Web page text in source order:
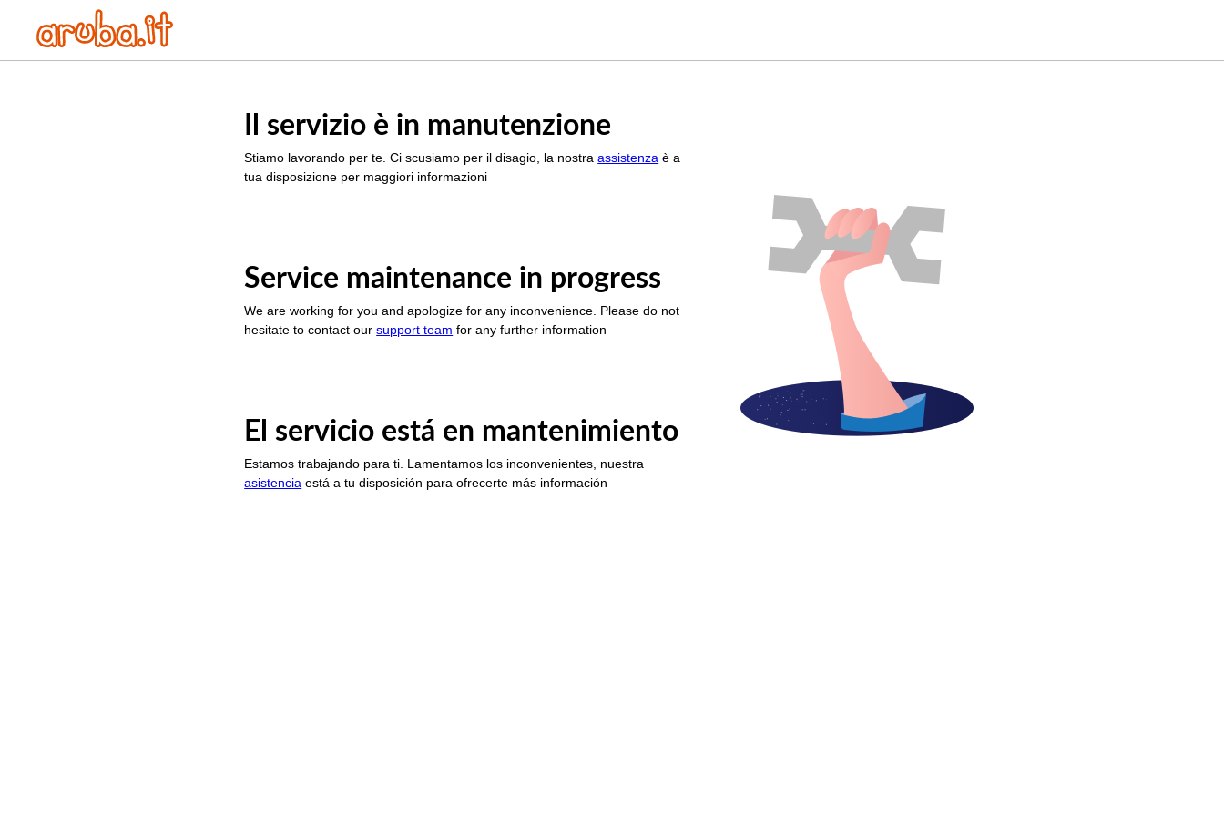
Il servizio è in manutenzione
Stiamo lavorando per te. Ci scusiamo per il disagio, la nostraassistenza è a
tua disposizione per maggiori informazioni
Service maintenance in progress
We are working for you and apologize for any inconvenience. Please do not
hesitate to contact oursupport team for any further information
El servicio está en mantenimiento
Estamos trabajando para ti. Lamentamos los inconvenientes, nuestra
asistencia está a tu disposición para ofrecerte más información